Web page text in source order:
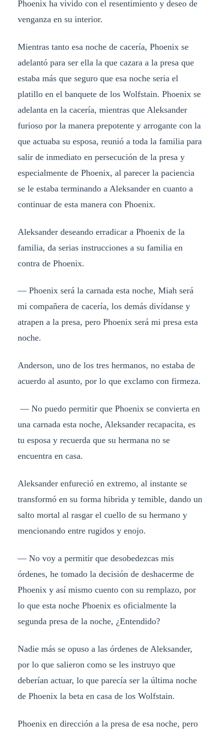
Phoenix ha vivido con el resentimiento y deseo de
venganza en su interior.
Mientras tanto esa noche de cacería, Phoenix se
adelantó para ser ella la que cazara a la presa que
estaba más que seguro que esa noche seria el
platillo en el banquete de los Wolfstain. Phoenix se
adelanta en la cacería, mientras que Aleksander
furioso por la manera prepotente y arrogante con la
que actuaba su esposa, reunió a toda la familia para
salir de inmediato en persecución de la presa y
especialmente de Phoenix, al parecer la paciencia
se le estaba terminando a Aleksander en cuanto a
continuar de esta manera con Phoenix.
Aleksander deseando erradicar a Phoenix de la
familia, da serias instrucciones a su familia en
contra de Phoenix.
— Phoenix será la carnada esta noche, Miah será
mi compañera de cacería, los demás divídanse y
atrapen a la presa, pero Phoenix será mi presa esta
noche.
Anderson, uno de los tres hermanos, no estaba de
acuerdo al asunto, por lo que exclamo con firmeza.
— No puedo permitir que Phoenix se convierta en
una carnada esta noche, Aleksander recapacita, es
tu esposa y recuerda que su hermana no se
encuentra en casa.
Aleksander enfureció en extremo, al instante se
transformó en su forma hibrida y temible, dando un
salto mortal al rasgar el cuello de su hermano y
mencionando entre rugidos y enojo.
— No voy a permitir que desobedezcas mis
órdenes, he tomado la decisión de deshacerme de
Phoenix y así mismo cuento con su remplazo, por
lo que esta noche Phoenix es oficialmente la
segunda presa de la noche, ¿Entendido?
Nadie más se opuso a las órdenes de Aleksander,
por lo que salieron como se les instruyo que
deberían actuar, lo que parecía ser la última noche
de Phoenix la beta en casa de los Wolfstain.
Phoenix en dirección a la presa de esa noche, pero